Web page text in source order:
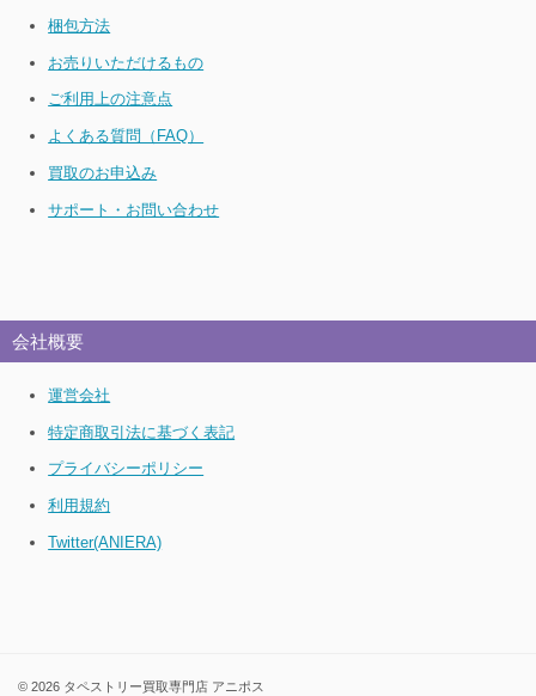
梱包方法
お売りいただけるもの
ご利用上の注意点
よくある質問（FAQ）
買取のお申込み
サポート・お問い合わせ
会社概要
運営会社
特定商取引法に基づく表記
プライバシーポリシー
利用規約
Twitter(ANIERA)
© 2026 タペストリー買取専門店 アニポス